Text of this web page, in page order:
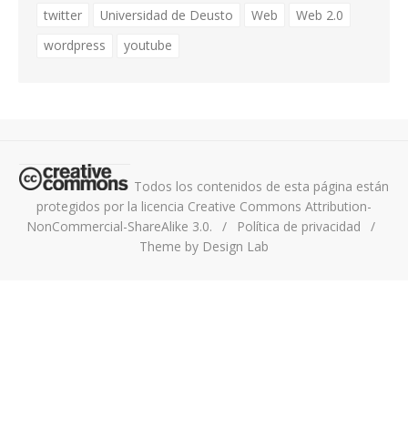
twitter
Universidad de Deusto Web
Web 2.0
wordpress
youtube
Todos los contenidos de esta página están
protegidos por la licencia Creative Commons Attribution-
NonCommercial-ShareAlike 3.0.
/ Política de privacidad
/
Theme by Design Lab